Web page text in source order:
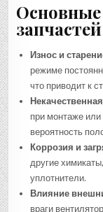
запчастей
Износ и
режиме
что приводит к
при монтаже
вероятность
Коррозия и
другие
уплотнители.
Влияние
враги